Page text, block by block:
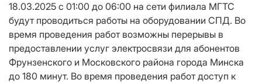
18.03.2025 с 01:00 до 06:00 на сети филиала МГТС
будут проводиться работы на оборудовании СПД. Во
время проведения работ возможны перерывы в
предоставлении услуг электросвязи для абонентов
Фрунзенского и Московского района города Минска
до 180 минут. Во время проведения работ доступ к